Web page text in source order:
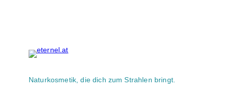
Naturkosmetik, die dich zum Strahlen bringt.